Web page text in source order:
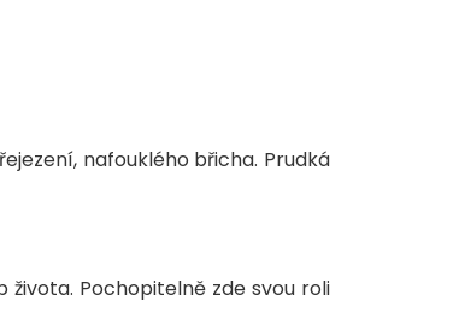
nafouklého břicha. Prudká
Pochopitelně zde svou roli